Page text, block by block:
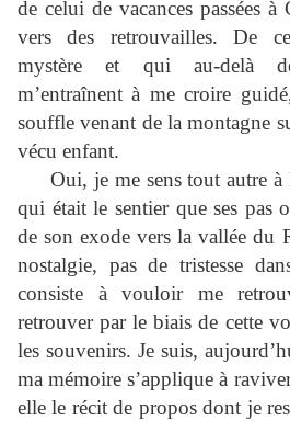
de celui de vacances passées à
vers des retrouvailles. De
mystère et qui au-delà
m’entraînent à me croire
souffle venant de la montagne
vécu enfant.
Oui, je me sens tout autre à
qui était le sentier que ses pas
de son exode vers la vallée du
nostalgie, pas de tristesse
consiste à vouloir me
retrouver par le biais de cette
les souvenirs. Je suis,
ma mémoire s’applique à
elle le récit de propos dont je